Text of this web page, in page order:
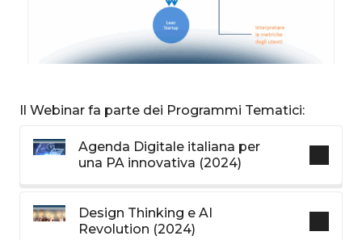
Il Webinar fa parte dei Programmi Tematici:
Agenda Digitale italiana per
una PA innovativa (2024)
Design Thinking e AI
Revolution (2024)